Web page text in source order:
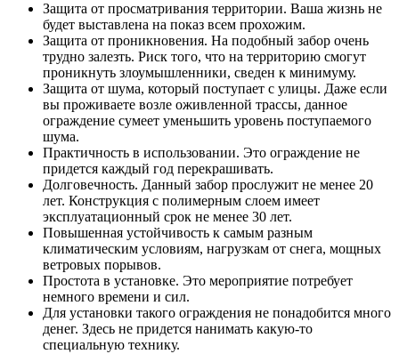
Защита от просматривания территории. Ваша жизнь не
будет выставлена на показ всем прохожим.
Защита от проникновения. На подобный забор очень
трудно залезть. Риск того, что на территорию смогут
проникнуть злоумышленники, сведен к минимуму.
Защита от шума, который поступает с улицы. Даже если
вы проживаете возле оживленной трассы, данное
ограждение сумеет уменьшить уровень поступаемого
шума.
Практичность в использовании. Это ограждение не
придется каждый год перекрашивать.
Долговечность. Данный забор прослужит не менее 20
лет. Конструкция с полимерным слоем имеет
эксплуатационный срок не менее 30 лет.
Повышенная устойчивость к самым разным
климатическим условиям, нагрузкам от снега, мощных
ветровых порывов.
Простота в установке. Это мероприятие потребует
немного времени и сил.
Для установки такого ограждения не понадобится много
денег. Здесь не придется нанимать какую-то
специальную технику.